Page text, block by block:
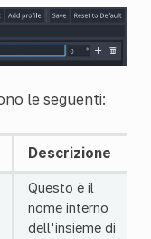
le seguenti:
Descrizione
Questo è il
nome interno
dell'insieme di